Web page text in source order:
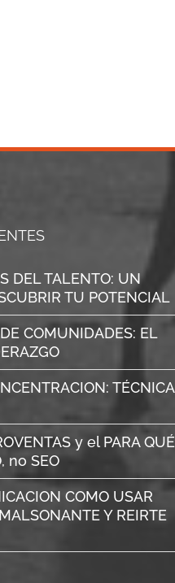
DEL TALENTO: UN
TU POTENCIAL
COMUNIDADES: EL
TÉCNICA
y el PARA QUÉ
no SEO
COMO USAR
Y REIRTE